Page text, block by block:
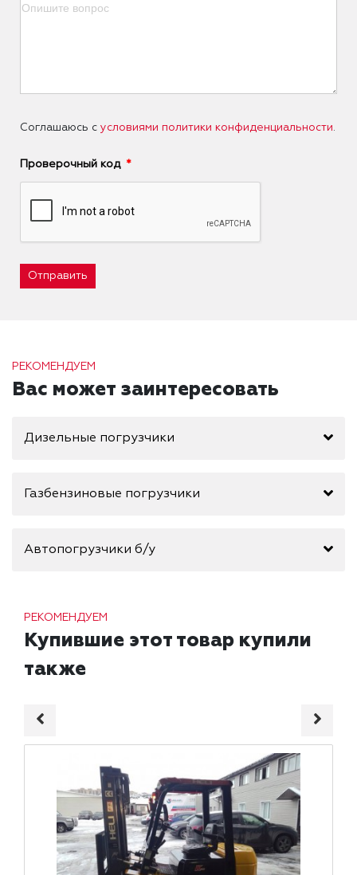
Соглашаюсь с условиями политики конфиденциальности.
Проверочный код
Отправить
РЕКОМЕНДУЕМ
Вас может заинтересовать
Дизельные погрузчики
Газбензиновые погрузчики
Автопогрузчики б/у
РЕКОМЕНДУЕМ
Купившие этот товар купили
также